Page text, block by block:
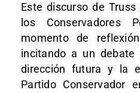
Este discurso de
los Conservadores
momento de
incitando a un
dirección futura y la
Partido Conservador